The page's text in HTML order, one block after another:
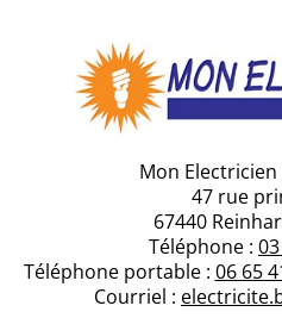
Mon
47 rue
67440
Téléphone :
Téléphone portable : 06 65
Courriel :